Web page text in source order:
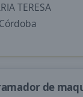
TERESA
de